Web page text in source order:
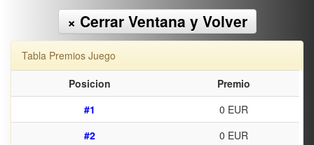
× Cerrar Ventana y Volver
Tabla Premios Juego
Posicion
Premio
#1
0 EUR
#2
0 EUR